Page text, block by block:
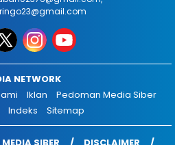
NETWORK
Iklan
Pedoman Media Siber
Indeks Sitemap